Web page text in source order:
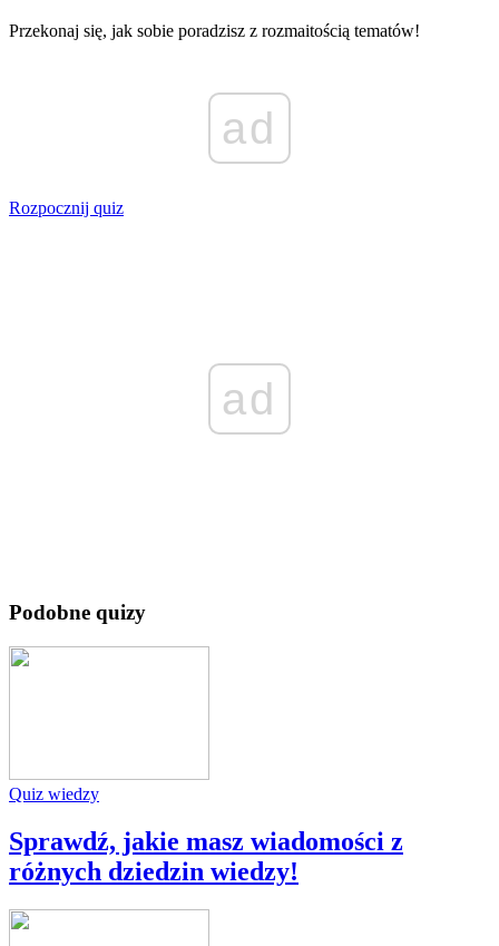
Przekonaj się, jak sobie poradzisz z rozmaitością tematów!
ad
Rozpocznij quiz
ad
Podobne quizy
Quiz wiedzy
Sprawdź, jakie masz wiadomości z
różnych dziedzin wiedzy!